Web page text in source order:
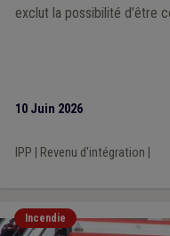
exclut la possibilité d’être
10 Juin 2026
IPP Revenu d'intégration
Incendie